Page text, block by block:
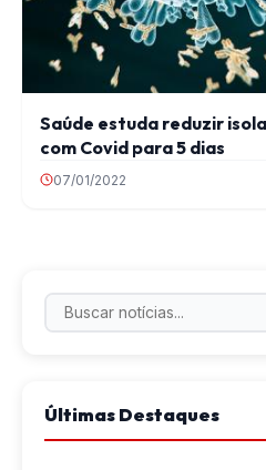
Saúde estuda reduzir
com Covid para 5 dias
07/01/2022
Últimas Destaques